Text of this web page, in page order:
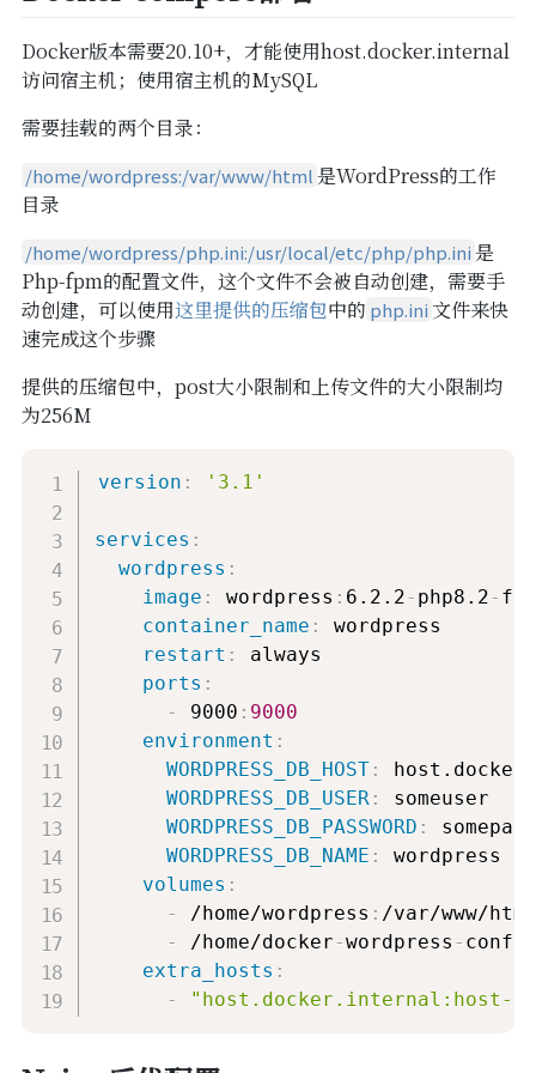
备案
WordPress
Docker版本需要20.10+，才能使用host.docker.internal
访问宿主机；使用宿主机的MySQL
需要挂载的两个目录：
/home/wordpress:/var/www/html是WordPress的工作
目录
/home/wordpress/php.ini:/usr/local/etc/php/php.ini是
Php-fpm的配置文件，这个文件不会被自动创建，需要手
动创建，可以使用这里提供的压缩包中的 php.ini文件来快
速完成这个步骤
提供的压缩包中，post大小限制和上传文件的大小限制均
为256M
version : '3.1'
services :
wordpress :
image : wordpress : 6.2.2 - php8.2 - fpm
container_name :
wordpress
restart :
always
ports :
-
9000 : 9000
environment :
WORDPRESS_DB_HOST:
WORDPRESS_DB_USER :
someuser
WORDPRESS_DB_PASSWORD :
WORDPRESS_DB_NAME :
wordpress
volumes :
-
/home/wordpress : /var/www/html
-
/home/docker -wordpress - conf/
extra_hosts :
-
"host.docker.internal:host-